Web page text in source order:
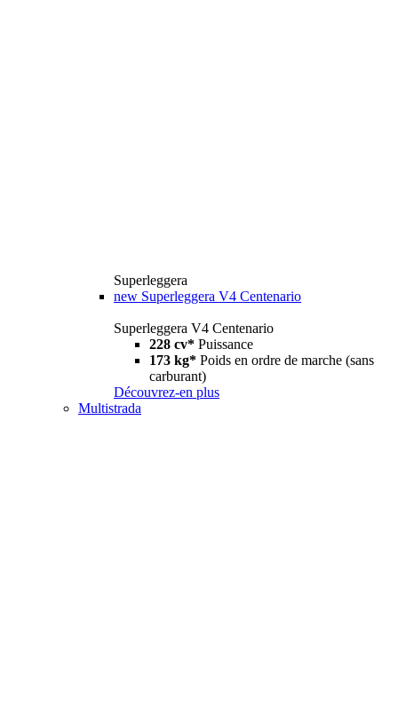
Superleggera
new Superleggera V4 Centenario
Superleggera V4 Centenario
228 cv* Puissance
173 kg* Poids en ordre de marche (sans
carburant)
Découvrez-en plus
Multistrada